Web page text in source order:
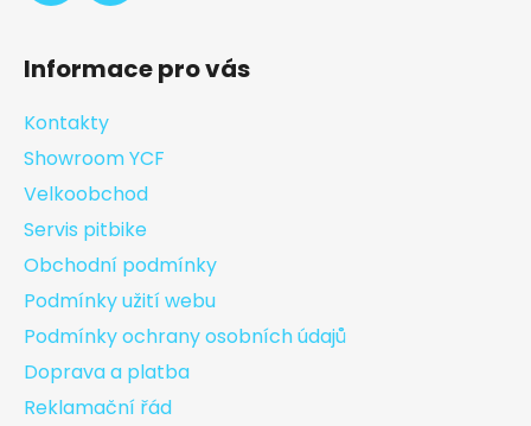
Informace pro vás
Kontakty
Showroom YCF
Velkoobchod
Servis pitbike
Obchodní podmínky
Podmínky užití webu
Podmínky ochrany osobních údajů
Doprava a platba
Reklamační řád